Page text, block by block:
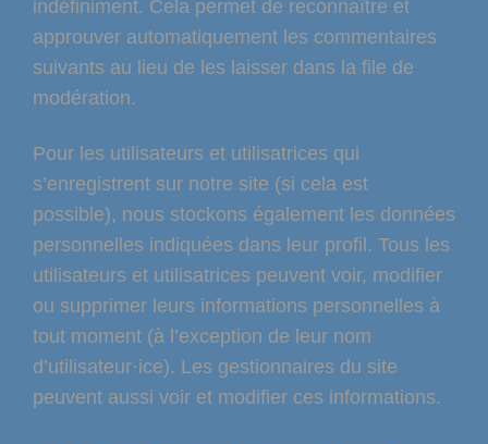
indéfiniment. Cela permet de reconnaître et
approuver automatiquement les commentaires
suivants au lieu de les laisser dans la file de
modération.
Pour les utilisateurs et utilisatrices qui
s’enregistrent sur notre site (si cela est
possible), nous stockons également les données
personnelles indiquées dans leur profil. Tous les
utilisateurs et utilisatrices peuvent voir, modifier
ou supprimer leurs informations personnelles à
tout moment (à l’exception de leur nom
d’utilisateur·ice). Les gestionnaires du site
peuvent aussi voir et modifier ces informations.